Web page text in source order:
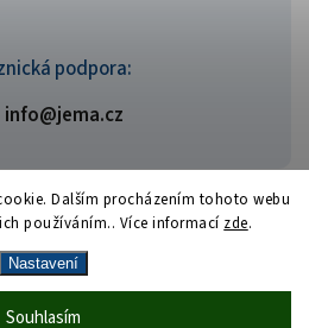
Dalším procházením tohoto webu
používáním.. Více informací zde.
Nastavení
Souhlasím
— celý srpen bez
podpora:
info@jema.cz
JEMA.cz. Všechna práva vyhrazena.
Shoptet| Design